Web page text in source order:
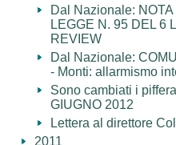
Dal Nazionale:
LEGGE N. 95 DEL 6
REVIEW
Dal Nazionale:
- Monti: allarmismo
Sono cambiati i
GIUGNO 2012
Lettera al direttore
2011